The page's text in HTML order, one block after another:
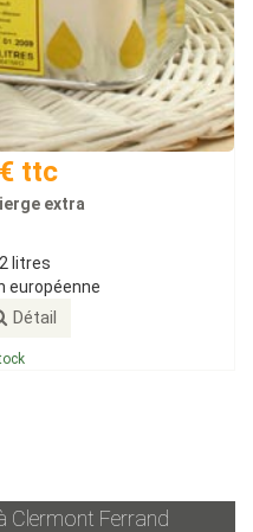
ttc
extra
litres
européenne
Détail
Clermont Ferrand